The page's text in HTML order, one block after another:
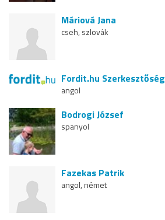
Máriová Jana
cseh, szlovák
Fordit.hu Szerkesztőség
angol
Bodrogi József
spanyol
Fazekas Patrik
angol, német